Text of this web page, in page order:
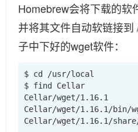
Homebrew会将下载的软
并将其文件自动软链接
子中下好的wget软件：
$ cd /usr/local
$ find Cellar
Cellar/wget/1.16.1
Cellar/wget/1.16.1/bin/
Cellar/wget/1.16.1/share/